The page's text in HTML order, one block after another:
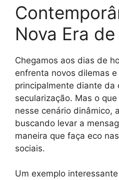
Nova Era
Chegamos aos dias de
enfrenta novos dilemas
principalmente diante da
secularização. Mas o
nesse cenário dinâmico,
buscando levar a
maneira que faça eco
sociais.
Um exemplo